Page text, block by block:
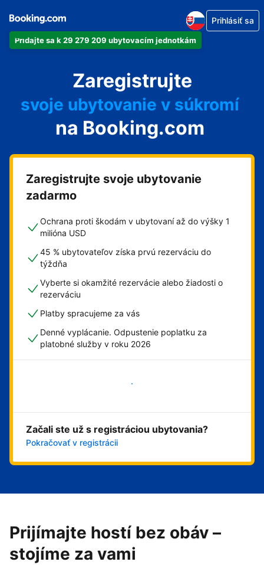
Pridajte sa k 29 279 209 ubytovacím jednotkám
Prihlásiť sa
Zaregistrujte
svoj hotel
svoje ubytovanie v súkromí
svoj penzión
svoje bed and breakfast
na Booking.com
Zaregistrujte svoje ubytovanie
zadarmo
Ochrana proti škodám v ubytovaní až do výšky 1
milióna USD
45 % ubytovateľov získa prvú rezerváciu do
týždňa
Vyberte si okamžité rezervácie alebo žiadosti o
rezerváciu
Platby spracujeme za vás
Denné vyplácanie. Odpustenie poplatku za
platobné služby v roku 2026
Začali ste už s registráciou ubytovania?
Pokračovať v registrácii
Prijímajte hostí bez obáv –
stojíme za vami